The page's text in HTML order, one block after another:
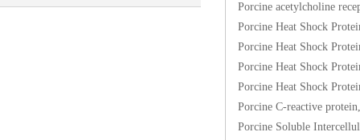
Porcine acetylcholine
Porcine Heat Shock
Porcine Heat Shock
Porcine Heat Shock
Porcine Heat Shock
Porcine C-reactive
Porcine Soluble